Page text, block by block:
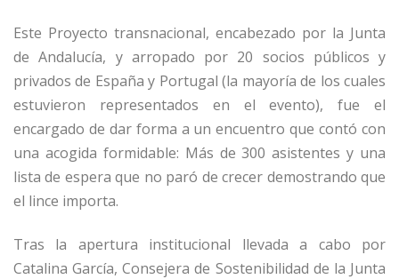
Este Proyecto transnacional, encabezado por la Junta
de Andalucía, y arropado por 20 socios públicos y
privados de España y Portugal (la mayoría de los cuales
estuvieron representados en el evento), fue el
encargado de dar forma a un encuentro que contó con
una acogida formidable: Más de 300 asistentes y una
lista de espera que no paró de crecer demostrando que
el lince importa.
Tras la apertura institucional llevada a cabo por
Catalina García, Consejera de Sostenibilidad de la Junta